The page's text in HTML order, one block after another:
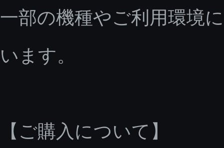
一部の機種やご利用環境
います。
【ご購入について】